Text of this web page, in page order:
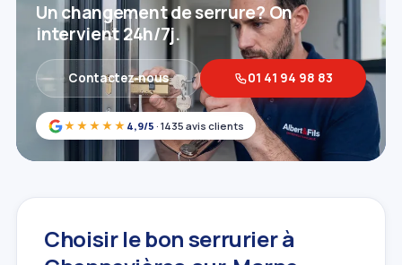
★★★★★ 4,9/5 · 1435 avis clients
Un changement de serrure? On
intervient 24h/7j.
Contactez‑nous 01 41 94 98 83
Choisir le bon serrurier à